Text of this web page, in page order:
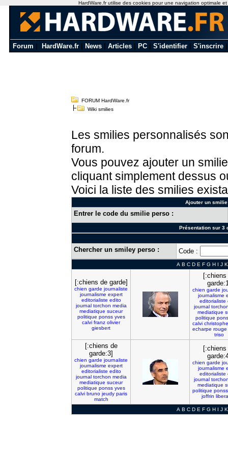
Forum HardWare.fr News Articles PC S'identifier S'inscrire
FORUM HardWare.fr
Wiki smilies
Les smilies personnalisés
forum.
Vous pouvez ajouter un
cliquant simplement dessus
Voici la liste des smilies
Ajouter un
Entrer le code du smilie perso :
Présentation sur 3
Chercher un smiley perso : Code :
A B C D E F G H I J K
[:chiens de garde]
chien garde journaliste
journalisme expert
editorialiste edito
journal torchon media
mediatique suceur
politique ponss yves
calvi franz olivier
giesbert
[:chiens
chien garde
journalisme
editorialiste
journal
mediatique
politique
calvi christophe
echarpe rouge
triso
[:chiens de
garde:3]
chien garde journaliste
journalisme expert
editorialiste edito
journal torchon media
mediatique suceur
politique ponss yves
calvi bruno jeudy paris
match
[:chiens
chien garde
journalisme
editorialiste
journal
mediatique
politique ponss
joffrin
A B C D E F G H I J K
HardWare.fr utilise des cookies pour une navigation optimale